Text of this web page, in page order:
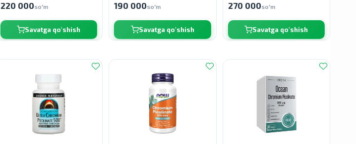
220 000so'm
Savatga qo'shish
190 000so'm
Savatga qo'shish
270 000so'm
Savatga qo'shish